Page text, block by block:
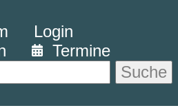
Login
Termine
Suche